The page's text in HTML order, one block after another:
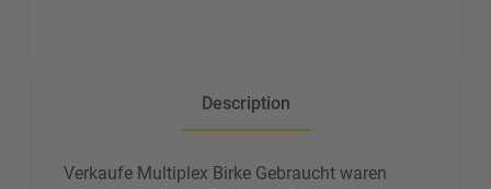
Description
Verkaufe Multiplex Birke Gebraucht waren